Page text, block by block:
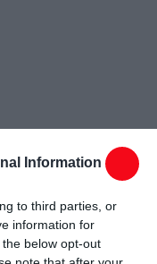
Information
to third parties, or
information for
below opt-out